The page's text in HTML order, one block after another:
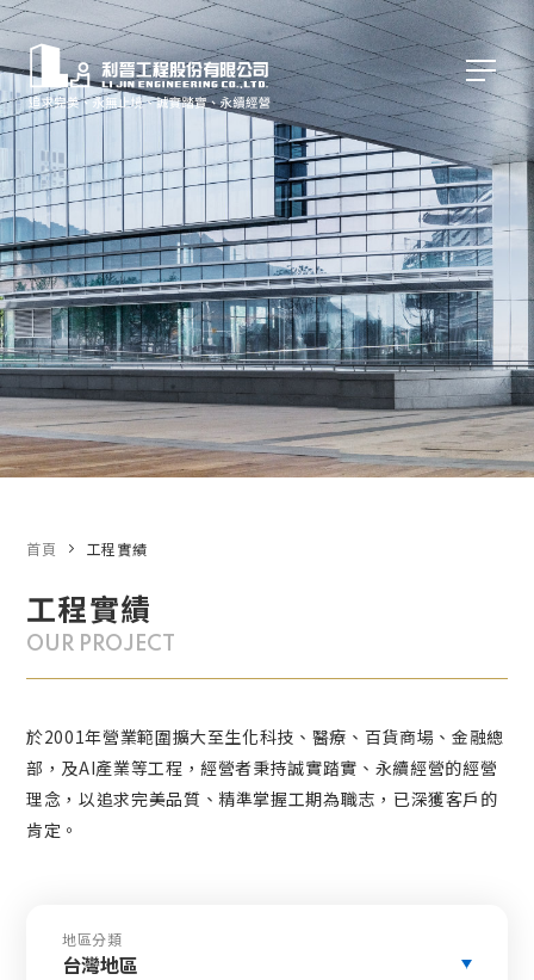
工程實績
OUR PROJECT
於2001年營業範圍擴大至生化科技、醫療、百貨商場、金融總
部，及AI產業等工程，經營者秉持誠實踏實、永續經營的經營
理念，以追求完美品質、精準掌握工期為職志，已深獲客戶的
肯定。
首頁 工程實績
地區分類
台灣地區